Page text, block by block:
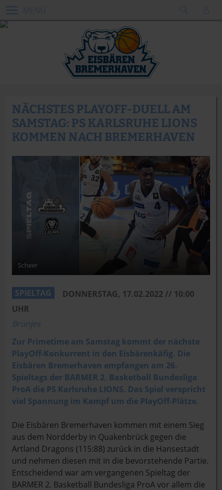
NÄCHSTES PLAYOFF-DUELL AM
SAMSTAG: PS KARLSRUHE LIONS
KOMMEN NACH BREMERHAVEN
Scheer
SPIELTAG
DONNERSTAG, 17.02.2022 // 10:00
UHR
Brünjes
Zur Primetime am Samstag kommt der nächste
PlayOff-Konkurrent in den Eisbärenkäfig. Die
Eisbären Bremerhaven empfangen am 26.
Spieltags der BARMER 2. Basketball Bundesliga
ProA die PS Karlsruhe LIONS. Das Spiel verspricht
viel Spannung im Kampf um die PlayOff-Plätze.
Die Eisbären Bremerhaven kommen mit einem Sieg
aus dem Nordderby in Quakenbrück gegen die
Artland Dragons (115:88) zurück in die Hansestadt
und nehmen diesen mit in die bevorstehende Partie.
Entscheidend war am vergangenen Spieltag der
BARMER 2. Basketball Bundesliga ProA vor allem die